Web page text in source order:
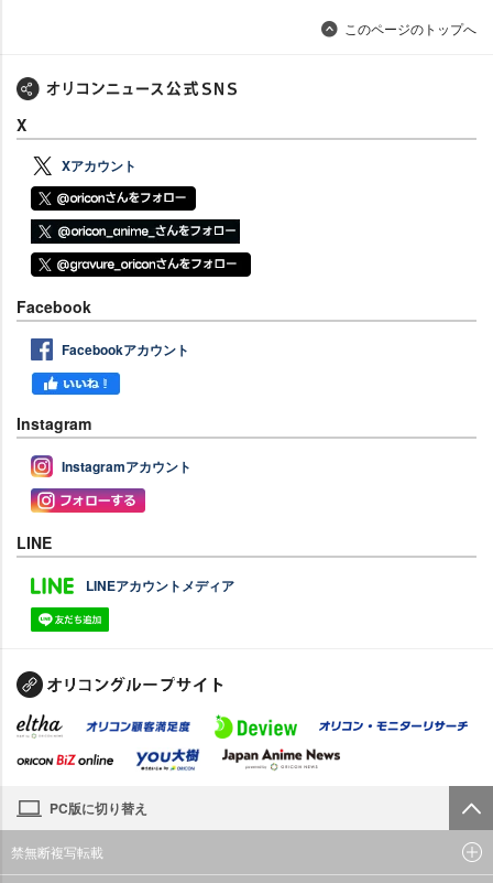
このページのトップへ
X
Xアカウント
Facebook
Facebookアカウント
Instagram
Instagramアカウント
LINE
LINEアカウントメディア
PC版に切り替え
禁無断複写転載